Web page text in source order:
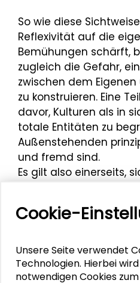
So wie diese
Reflexivität auf die
Bemühungen schärft,
zugleich die Gefahr,
zwischen dem
zu konstruieren. Eine
davor, Kulturen als in
totale Entitäten zu
Außenstehenden
und fremd sind.
Es gilt also einerseits,
Menschen einzulassen
menschlichen Psyche
Offenheit sind die
Voraussetzungen für
solchen Prozesses,
Cookie-
Unsere Seite verwendet
Technologien. Hierbei
notwendigen Cookies